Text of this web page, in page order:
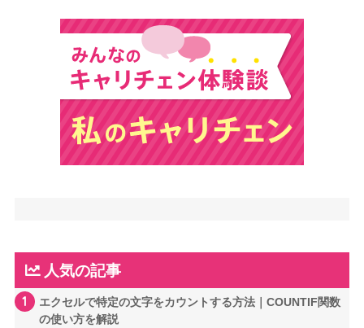
人気の記事
1
エクセルで特定の文字をカウントする方法｜COUNTIF関数
の使い方を解説